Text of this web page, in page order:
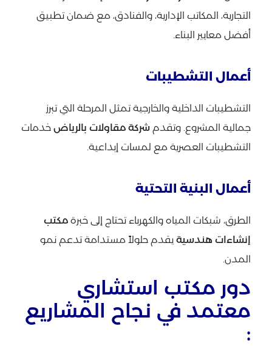
التجارية، المكاتب الإدارية، والفنادق، مع ضمان تطبيق
أفضل معايير البناء.
أعمال التشطيبات
التشطيبات الداخلية والخارجية تمثل المرحلة التي تبرز
جمالية المشروع. وتقدم شركة مقاولات بالرياض خدمات
التشطيبات العصرية مع لمسات إبداعية.
أعمال البنية التحتية
الطرق، شبكات المياه والكهرباء تحتاج إلى خبرة مكتب
إنشاءات هندسية يقدم حلولاً مستدامة تدعم نمو
المدن.
دور مكتب استشاري
معتمد في نجاح المشاريع
: